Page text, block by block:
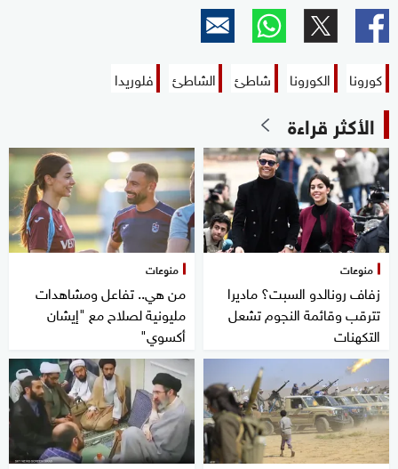
كورونا الكورونا شاطئ الشاطئ فلوريدا
الأكثر قراءة
منوعات
زفاف رونالدو السبت؟ ماديرا
تترقب وقائمة النجوم تشعل
التكهنات
منوعات
من هي.. تفاعل ومشاهدات
مليونية لصلاح مع "إيشان
أكسوي"